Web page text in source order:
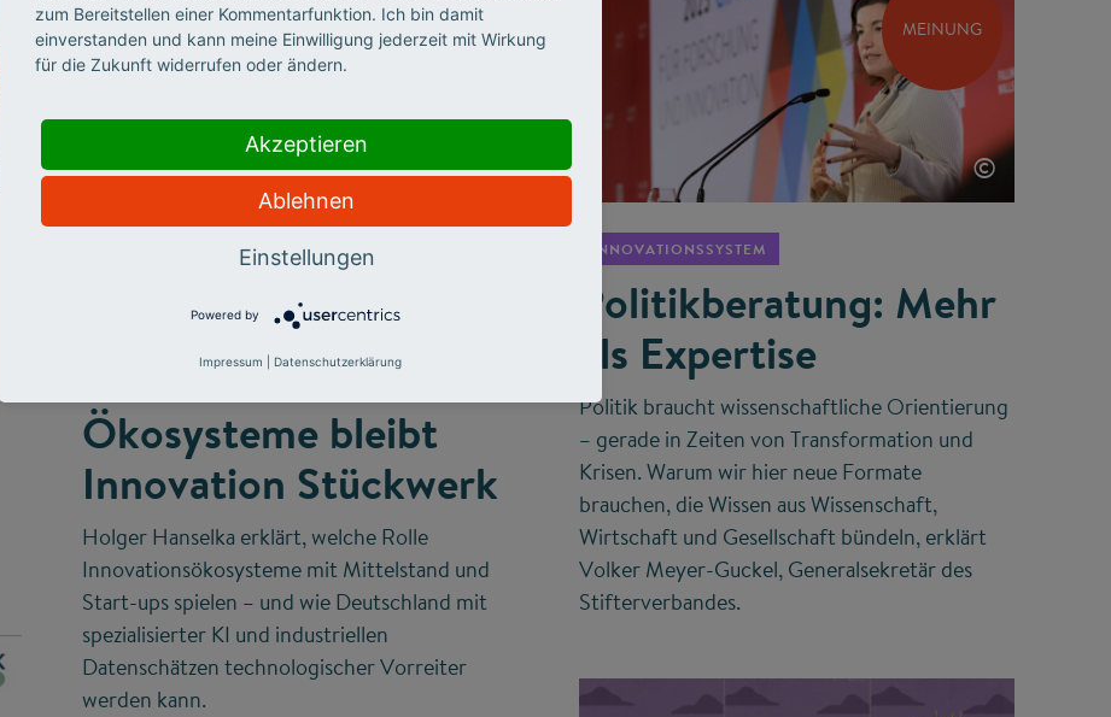
INNOVATIONSSYSTEM
Ohne vernetzte
Ökosysteme bleibt
Innovation Stückwerk
Holger Hanselka erklärt, welche Rolle
Innovationsökosysteme mit Mittelstand und
Start-ups spielen – und wie Deutschland mit
spezialisierter KI und industriellen
Datenschätzen technologischer Vorreiter
werden kann.
MEINUNG
©
INNOVATIONSSYSTEM
Politikberatung: Mehr
als Expertise
Politik braucht wissenschaftliche Orientierung
– gerade in Zeiten von Transformation und
Krisen. Warum wir hier neue Formate
brauchen, die Wissen aus Wissenschaft,
Wirtschaft und Gesellschaft bündeln, erklärt
Volker Meyer-Guckel, Generalsekretär des
Stifterverbandes.
zum Bereitstellen einer Kommentarfunktion. Ich bin damit
einverstanden und kann meine Einwilligung jederzeit mit Wirkung
für die Zukunft widerrufen oder ändern.
Akzeptieren
Ablehnen
Einstellungen
Powered by
Impressum Datenschutzerklärung